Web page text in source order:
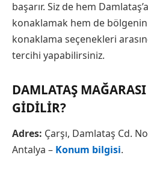
başarır. Siz de hem
konaklamak hem de bölgenin
konaklama seçenekleri
tercihi yapabilirsiniz.
DAMLATAŞ
GIDILIR?
Adres: Çarşı, Damlataş Cd.
Antalya – Konum bilgisi.